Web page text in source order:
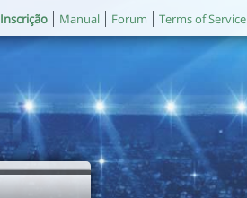
Inscrição Manual Forum Terms of Service